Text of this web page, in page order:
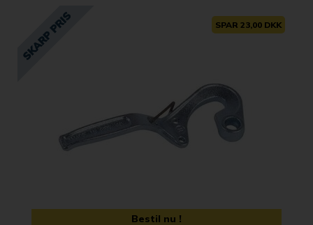
SPAR 23,00 DKK
Bestil nu !